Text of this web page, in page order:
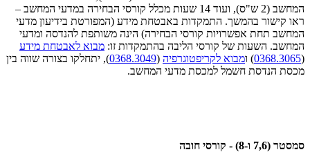
המחשב (2 ש"ס), ועוד 14 שעות מכלל קורסי הבחירה במדעי המחשב –
ראו קישור בהמשך. התמקדות באבטחת מידע (המפורטת בידיעון מדעי
המחשב תחת אפשרויות קורסי הבחירה) הינה משותפת להנדסה ומדעי
המחשב. השעות של קורסי הליבה בהתמקדות זו: מבוא לאבטחת מידע
(
0368.3065) ומבוא לקריפטוגרפיה (
0368.3049), יתחלקו בצורה שווה בין
מכסת הנדסת חשמל למכסת מדעי המחשב.
סמסטר (7,6 ו-8) - קורסי חובה